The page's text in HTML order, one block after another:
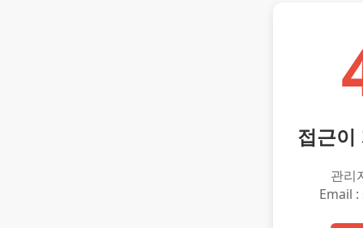
접근이
관리
Email